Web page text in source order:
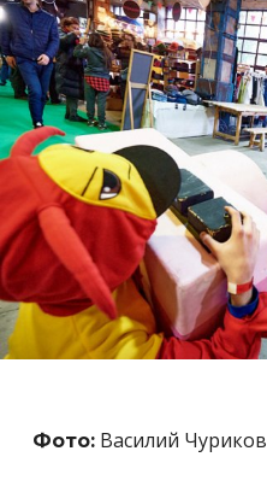
Фото: Василий Чуриков